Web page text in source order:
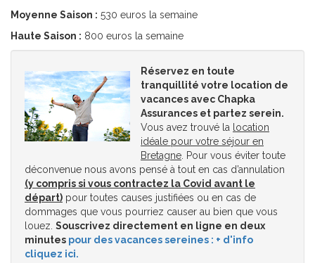
Moyenne Saison : 530 euros la semaine
Haute Saison : 800 euros la semaine
Réservez en toute
tranquillité votre location de
vacances avec Chapka
Assurances et partez serein.
Vous avez trouvé la
location
idéale pour votre séjour en
Bretagne . Pour vous éviter toute
déconvenue nous avons pensé à tout en cas d’annulation
(y compris si vous contractez la Covid avant le
départ) pour toutes causes justifiées ou en cas de
dommages que vous pourriez causer au bien que vous
louez. Souscrivez directement en ligne en deux
minutes pour des vacances sereines : + d'info
cliquez ici.